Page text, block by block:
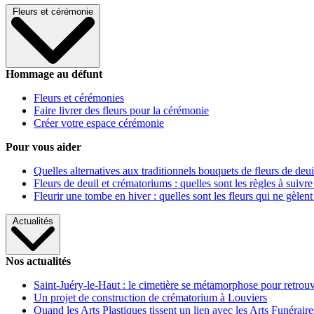
Fleurs et cérémonie
Hommage au défunt
Fleurs et cérémonies
Faire livrer des fleurs pour la cérémonie
Créer votre espace cérémonie
Pour vous aider
Quelles alternatives aux traditionnels bouquets de fleurs de
Fleurs de deuil et crématoriums : quelles sont les règles à
Fleurir une tombe en hiver : quelles sont les fleurs qui ne gèlent
Actualités
Nos actualités
Saint-Juéry-le-Haut : le cimetière se métamorphose pour
Un projet de construction de crématorium à Louviers
Quand les Arts Plastiques tissent un lien avec les Arts